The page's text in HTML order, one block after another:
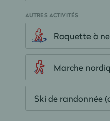
AUTRES ACTIVITÉS
Raquette à
Marche
Ski de randonnée